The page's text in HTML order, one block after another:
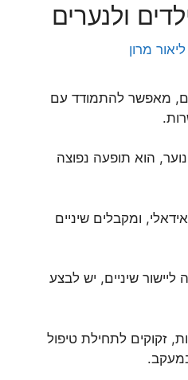
ולנערים
ליאור מרון
מאפשר להתמודד עם
ונוער, הוא תופעה נפוצה
ומקבלים שיניים
שיניים, יש לבצע
זקוקים לתחילת טיפול